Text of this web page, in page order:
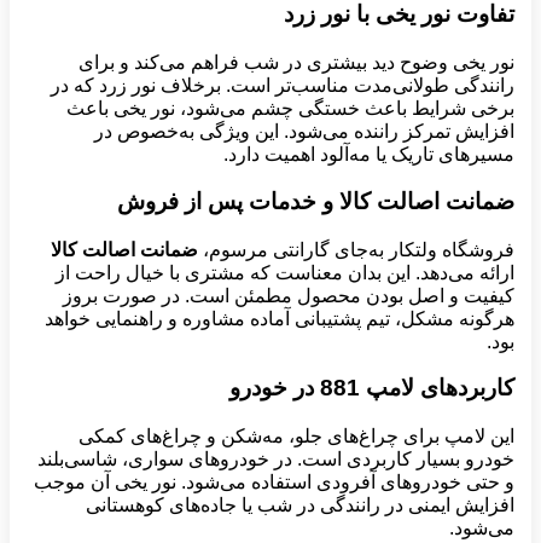
تفاوت نور یخی با نور زرد
نور یخی وضوح دید بیشتری در شب فراهم می‌کند و برای
رانندگی طولانی‌مدت مناسب‌تر است. برخلاف نور زرد که در
برخی شرایط باعث خستگی چشم می‌شود، نور یخی باعث
افزایش تمرکز راننده می‌شود. این ویژگی به‌خصوص در
مسیرهای تاریک یا مه‌آلود اهمیت دارد.
ضمانت اصالت کالا و خدمات پس از فروش
فروشگاه ولتکار به‌جای گارانتی مرسوم، ضمانت اصالت کالا
ارائه می‌دهد. این بدان معناست که مشتری با خیال راحت از
کیفیت و اصل بودن محصول مطمئن است. در صورت بروز
هرگونه مشکل، تیم پشتیبانی آماده مشاوره و راهنمایی خواهد
بود.
کاربردهای لامپ 881 در خودرو
این لامپ برای چراغ‌های جلو، مه‌شکن و چراغ‌های کمکی
خودرو بسیار کاربردی است. در خودروهای سواری، شاسی‌بلند
و حتی خودروهای آفرودی استفاده می‌شود. نور یخی آن موجب
افزایش ایمنی در رانندگی در شب یا جاده‌های کوهستانی
می‌شود.